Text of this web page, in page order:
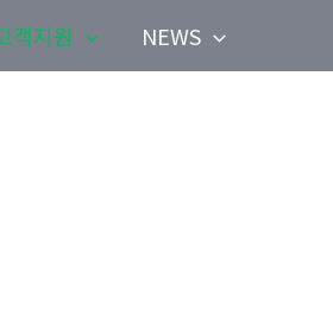
객지원 NEWS